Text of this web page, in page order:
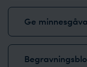
Ge minnesgåva